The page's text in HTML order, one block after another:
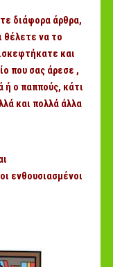
διάφορα άρθρα,
θέλετε να το
και
που σας άρεσε ,
ή ο παππούς, κάτι
και πολλά άλλα
ενθουσιασμένοι